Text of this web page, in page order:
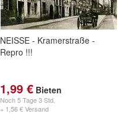
NEISSE - Kramerstraße -
Repro !!!
1,99 € Bieten
Noch5 Tage 3 Std.
+ 1,56 € Versand